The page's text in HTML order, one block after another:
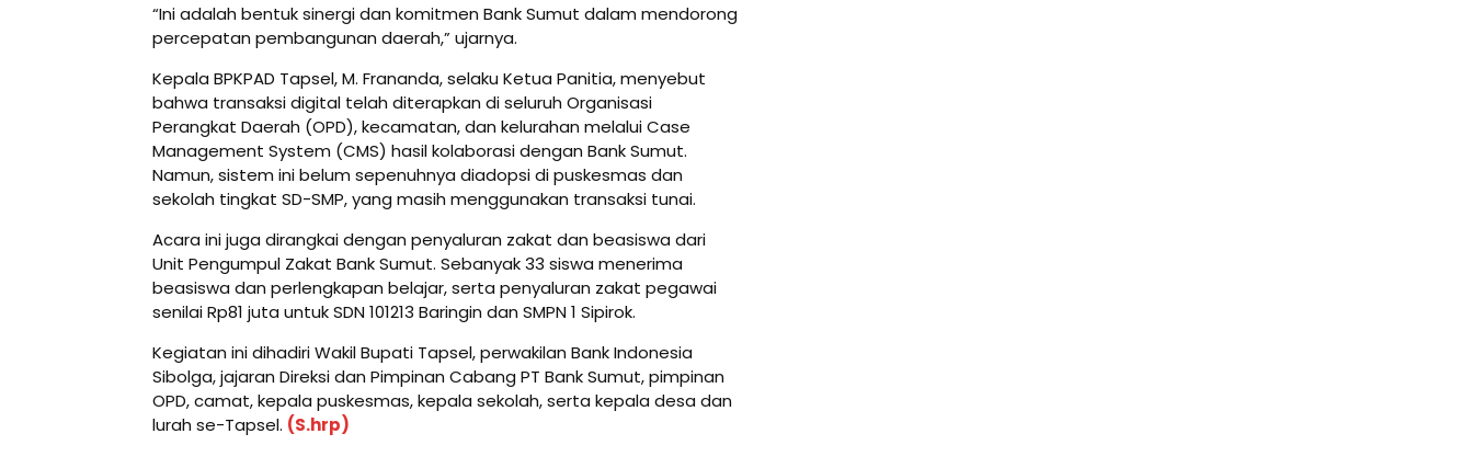
“Ini adalah bentuk sinergi dan komitmen Bank Sumut dalam mendorong
percepatan pembangunan daerah,” ujarnya.
Kepala BPKPAD Tapsel, M. Frananda, selaku Ketua Panitia, menyebut
bahwa transaksi digital telah diterapkan di seluruh Organisasi
Perangkat Daerah (OPD), kecamatan, dan kelurahan melalui Case
Management System (CMS) hasil kolaborasi dengan Bank Sumut.
Namun, sistem ini belum sepenuhnya diadopsi di puskesmas dan
sekolah tingkat SD-SMP, yang masih menggunakan transaksi tunai.
Acara ini juga dirangkai dengan penyaluran zakat dan beasiswa dari
Unit Pengumpul Zakat Bank Sumut. Sebanyak 33 siswa menerima
beasiswa dan perlengkapan belajar, serta penyaluran zakat pegawai
senilai Rp81 juta untuk SDN 101213 Baringin dan SMPN 1 Sipirok.
Kegiatan ini dihadiri Wakil Bupati Tapsel, perwakilan Bank Indonesia
Sibolga, jajaran Direksi dan Pimpinan Cabang PT Bank Sumut, pimpinan
OPD, camat, kepala puskesmas, kepala sekolah, serta kepala desa dan
lurah se-Tapsel. (S.hrp)